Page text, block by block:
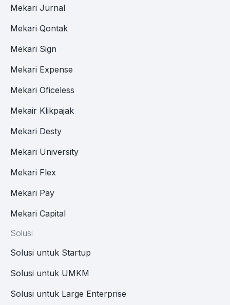
Mekari Jurnal
Mekari Qontak
Mekari Sign
Mekari Expense
Mekari Oficeless
Mekair Klikpajak
Mekari Desty
Mekari University
Mekari Flex
Mekari Pay
Mekari Capital
Solusi
Solusi untuk Startup
Solusi untuk UMKM
Solusi untuk Large Enterprise